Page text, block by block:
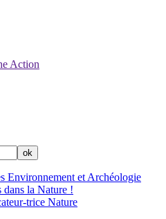
Action
Environnement et Archéologie
dans la Nature !
trice Nature